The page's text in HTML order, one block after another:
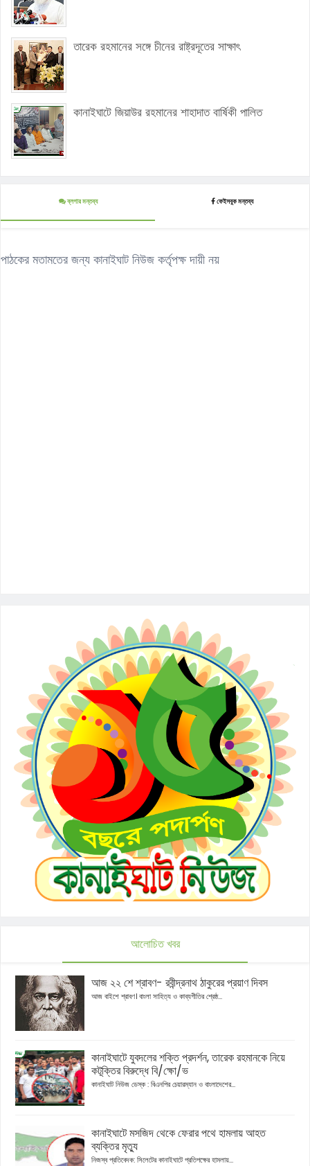
তারেক রহমানের সঙ্গে চীনের রাষ্ট্রদূতের সাক্ষাৎ
কানাইঘাটে জিয়াউর রহমানের শাহাদাত বার্ষিকী পালিত
ব্লগার মন্তব্য ফেইসবুক মন্তব্য
পাঠকের মতামতের জন্য কানাইঘাট নিউজ কর্তৃপক্ষ দায়ী নয়
আলোচিত খবর
আজ ২২ শে শ্রাবণ- রবীন্দ্রনাথ ঠাকুরের প্রয়াণ দিবস
আজ বাইশে শ্রাবণ। বাংলা সাহিত্য ও কাব্যগীতির শ্রেষ্ঠ...
কানাইঘাটে যুবদলের শক্তি প্রদর্শন, তারেক রহমানকে নিয়ে
কটূক্তির বিরুদ্ধে বি/ক্ষো/ভ
কানাইঘাট নিউজ ডেস্ক : বিএনপির চেয়ারম্যান ও বাংলাদেশের...
কানাইঘাটে মসজিদ থেকে ফেরার পথে হামলায় আহত
ব্যক্তির মৃত্যু
নিজস্ব প্রতিবেদক: সিলেটের কানাইঘাটে প্রতিপক্ষের হামলায়...